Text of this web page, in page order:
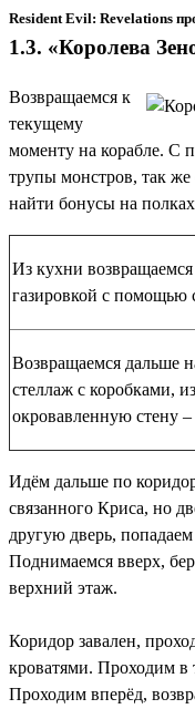
Resident Evil: Revelations
1.3. «Королева
Возвращаемся к
текущему
моменту на корабле. С
трупы монстров, так
найти бонусы на
Из кухни
газировкой с помощью
Возвращаемся дальше
стеллаж с коробками,
окровавленную стену
Идём дальше по
связанного Криса, но
другую дверь,
Поднимаемся вверх,
верхний этаж.
Коридор завален,
кроватями. Проходим в
Проходим вперёд,